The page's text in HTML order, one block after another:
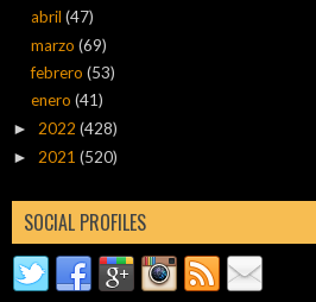
abril(47)
marzo(69)
febrero(53)
enero(41)
► 2022 (428)
► 2021 (520)
SOCIAL PROFILES